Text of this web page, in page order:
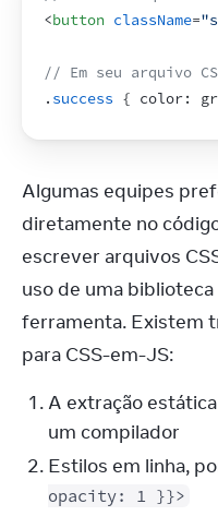
<button className=
// Em seu arquivo
. success { color:
Algumas equipes
diretamente no
escrever arquivos
uso de uma
ferramenta. Existem
para CSS-em-JS:
A extração
um compilador
Estilos em linha,
opacity: 1 }}>